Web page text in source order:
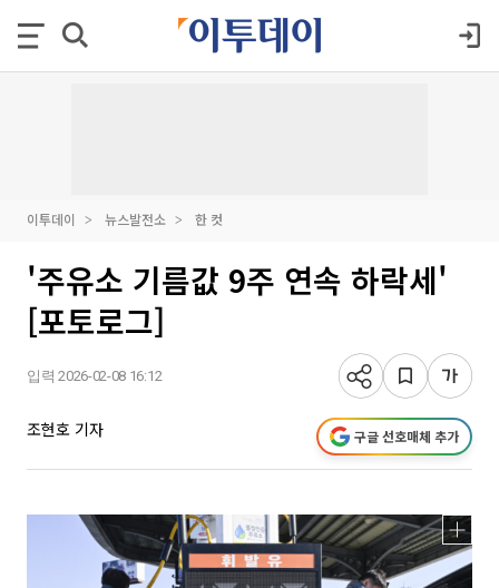
이투데이 뉴스발전소 한 컷
'주유소 기름값 9주 연속 하락세'
[포토로그]
입력 2026-02-08 16:12
조현호 기자 구글 선호매체 추가